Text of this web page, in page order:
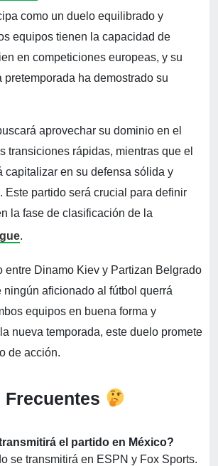
como un duelo equilibrado y
equipos tienen la capacidad de
en competiciones europeas, y su
pretemporada ha demostrado su
aprovechar su dominio en el
transiciones rápidas, mientras que el
capitalizar en su defensa sólida y
Este partido será crucial para definir
la fase de clasificación de la
.
entre Dinamo Kiev y Partizan Belgrado
ningún aficionado al fútbol querrá
equipos en buena forma y
nueva temporada, este duelo promete
de acción.
Frecuentes
el partido en México?
se transmitirá en ESPN y Fox Sports.